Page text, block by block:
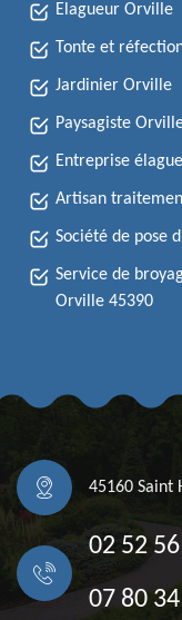
Elagueur Orville
Tonte et
Jardinier Orville
Paysagiste
Entreprise
Artisan
Société de pose
Service de
Orville 45390
45160 Saint
02 52
07 80